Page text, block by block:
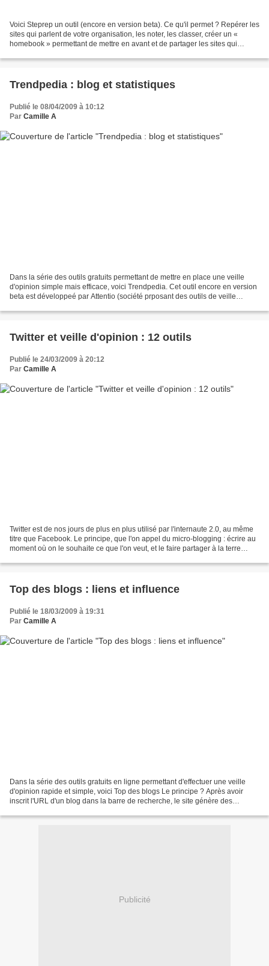
Voici Steprep un outil (encore en version beta). Ce qu'il permet ? Repérer les
sites qui parlent de votre organisation, les noter, les classer, créer un «
homebook » permettant de mettre en avant et de partager les sites qui
Trendpedia : blog et statistiques
Publié le 08/04/2009 à 10:12
Par Camille A
Dans la série des outils gratuits permettant de mettre en place une veille
d'opinion simple mais efficace, voici Trendpedia. Cet outil encore en version
beta est développeé par Attentio (société prposant des outils de veille
Twitter et veille d'opinion : 12 outils
Publié le 24/03/2009 à 20:12
Par Camille A
Twitter est de nos jours de plus en plus utilisé par l'internaute 2.0, au même
titre que Facebook. Le principe, que l'on appel du micro-blogging : écrire au
moment où on le souhaite ce que l'on veut, et le faire partager à la terre
Top des blogs : liens et influence
Publié le 18/03/2009 à 19:31
Par Camille A
Dans la série des outils gratuits en ligne permettant d'effectuer une veille
d'opinion rapide et simple, voici Top des blogs Le principe ? Après avoir
inscrit l'URL d'un blog dans la barre de recherche, le site génère des
Publicité